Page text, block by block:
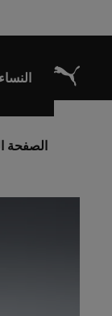
النساء
الصفحة